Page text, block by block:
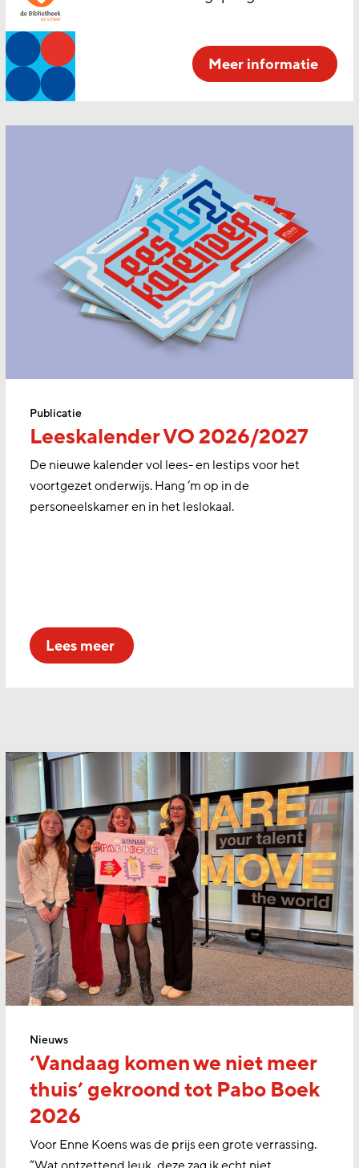
Meer informatie
Publicatie
Leeskalender VO 2026/2027
De nieuwe kalender vol lees- en lestips voor het
voortgezet onderwijs. Hang ‘m op in de
personeelskamer en in het leslokaal.
lees meer
Nieuws
‘Vandaag komen we niet meer
thuis’ gekroond tot Pabo Boek
2026
Voor Enne Koens was de prijs een grote verrassing.